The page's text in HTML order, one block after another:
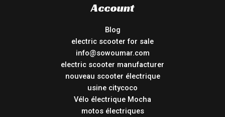
Account
Blog
electric scooter for sale
info@sowoumar.com
electric scooter manufacturer
nouveau scooter électrique
usine citycoco
Vélo électrique Mocha
motos électriques